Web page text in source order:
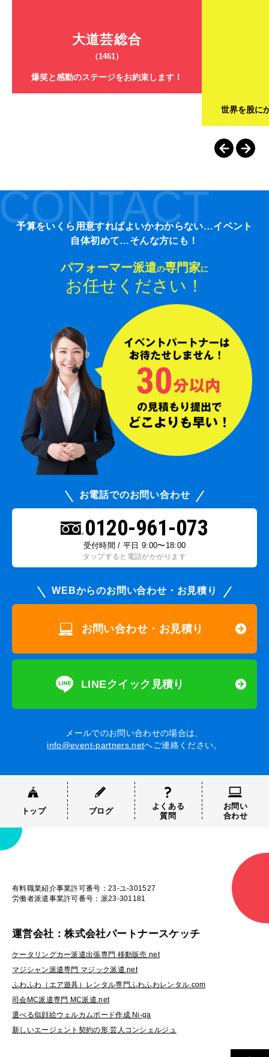
大道芸総合
（1461）
爆笑と感動のステージをお約束します！
世界を股に
予算をいくら用意すればよいかわからない…イベント
自体初めて…そんな方にも！
パフォーマー派遣の専門家に
お任せください！
お電話でのお問い合わせ
0120-961-073
受付時間 / 平日 9:00〜18:00
タップすると電話がかかります
WEBからのお問い合わせ・お見積り
お問い合わせ・お見積り
LINEクイック見積り
メールでのお問い合わせの場合は、
info@event-partners.netへご連絡ください。
トップ ブログ
よくある
質問
お問い
合わせ
有料職業紹介事業許可番号：23-ユ-301527
労働者派遣事業許可番号：派23-301181
運営会社：株式会社パートナースケッチ
ケータリングカー派遣出張専門 移動販売.net
マジシャン派遣専門 マジック派遣.net
ふわふわ（エア遊具）レンタル専門ふわふわレンタル.com
司会MC派遣専門 MC派遣.net
選べる似顔絵ウェルカムボード作成 Ni-ga
新しいエージェント契約の形 芸人コンシェルジュ